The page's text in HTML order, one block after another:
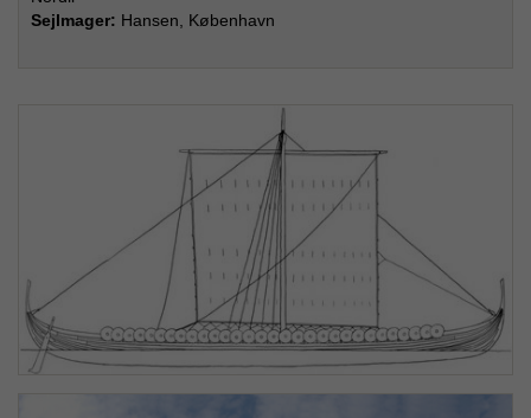
Sejlmager: Hansen, København